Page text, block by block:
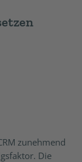
zunehmend
Die